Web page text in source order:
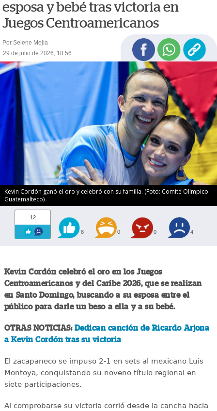
esposa y bebé tras victoria en
Juegos Centroamericanos
Por Selene Mejía
29 de julio de 2026, 18:56
Kevin Cordón ganó el oro y celebró con su familia. (Foto: Comité Olímpico
Guatemalteco)
12
8 0 0 4
Kevin Cordón celebró el oro en los Juegos
Centroamericanos y del Caribe 2026, que se realizan
en Santo Domingo, buscando a su esposa entre el
público para darle un beso a ella y a su bebé.
OTRAS NOTICIAS: Dedican canción de Ricardo Arjona
a Kevin Cordón tras su victoria
El zacapaneco se impuso 2-1 en sets al mexicano Luis
Montoya, conquistando su noveno título regional en
siete participaciones.
Al comprobarse su victoria corrió desde la cancha hacia